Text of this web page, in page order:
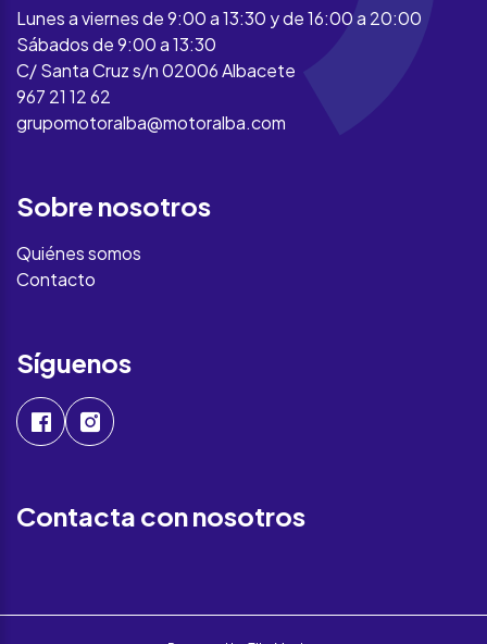
Lunes a viernes de 9:00 a 13:30 y de 16:00 a 20:00
Sábados de 9:00 a 13:30
C/ Santa Cruz s/n 02006 Albacete
967 21 12 62
grupomotoralba@motoralba.com
Sobre nosotros
Quiénes somos
Contacto
Síguenos
Contacta con nosotros